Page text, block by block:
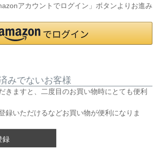
アカウントでログイン」ボタンよりお進み
みでないお客様
きますと、二度目のお買い物時にとても便利
録いただけるなどお買い物が便利になりま
録